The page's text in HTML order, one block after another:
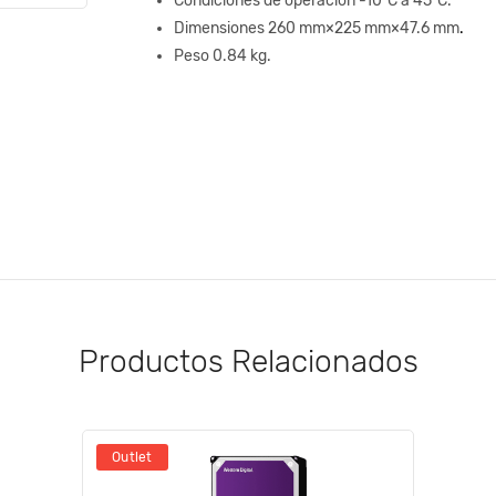
Dimensiones 260 mm×225 mm×47.6 mm.
Peso 0.84 kg.
Productos Relacionados
Outlet